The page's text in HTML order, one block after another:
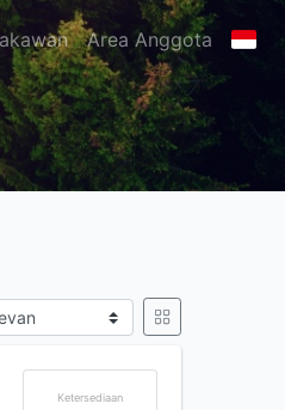
Area Anggota
Ketersediaan